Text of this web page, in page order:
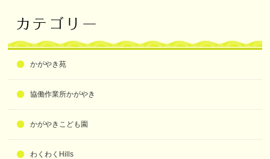
かがやき苑
協働作業所かがやき
かがやきこども園
わくわくHills